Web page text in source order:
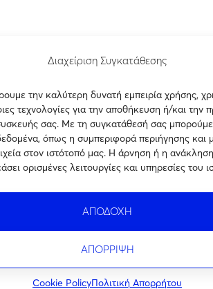
Διαχείριση Συγκατάθεσης
την καλύτερη δυνατή εμπειρία χρήσης,
τεχνολογίες για την αποθήκευση ή/και την
σας. Με τη συγκατάθεσή σας
όπως η συμπεριφορά περιήγησης και
στον ιστότοπό μας. Η άρνηση ή η
ορισμένες λειτουργίες και υπηρεσίες του
ΑΠΟΔΟΧΗ
ΑΠΟΡΡΙΨΗ
Cookie PolicyΠολιτική Απορρήτου